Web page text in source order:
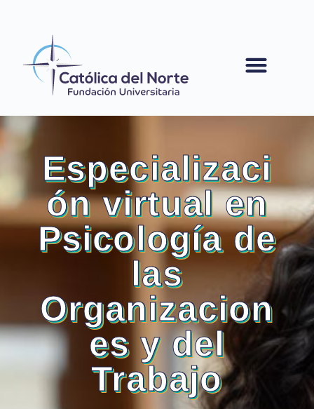
Especializaci
ón virtual en
Psicología de
las
Organizacion
es y del
Trabajo